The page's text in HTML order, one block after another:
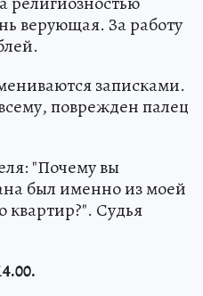
верующая. За работу
записками.
поврежден палец
"Почему вы
был именно из моей
Судья